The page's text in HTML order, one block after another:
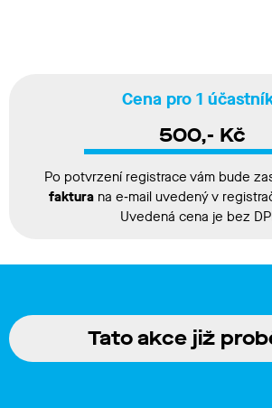
Cena pro 1
500,- Kč
Po potvrzení registrace vám bude
fakturana e‑mail uvedený v
Uvedená cena je bez
Tato akce již